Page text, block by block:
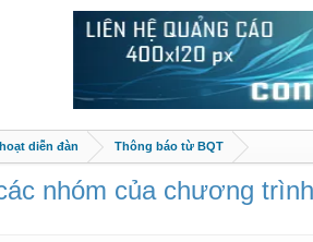
diễn đàn Thông báo từ BQT
nhóm của chương